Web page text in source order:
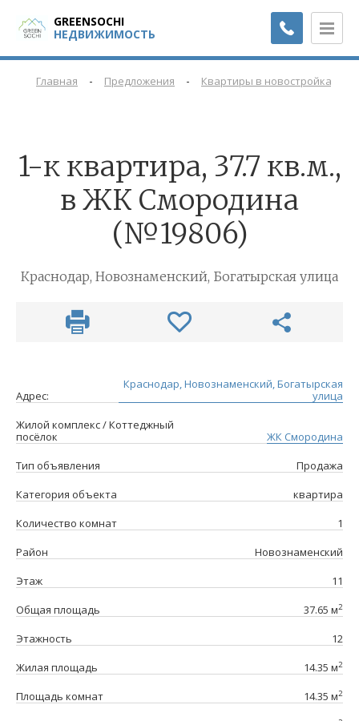
GREENSOCHI
НЕДВИЖИМОСТЬ
Главная - Предложения - Квартиры в новостройках
1-к квартира, 37.7 кв.м.,
в ЖК Смородина
(№19806)
Краснодар, Новознаменский, Богатырская улица
Адрес:
Краснодар, Новознаменский, Богатырская
улица
Жилой комплекс / Коттеджный
посёлок
ЖК Смородина
Тип объявления
Продажа
Категория объекта
квартира
Количество комнат
1
Район
Новознаменский
Этаж
11
Общая площадь
37.65 м2
Этажность
12
Жилая площадь
14.35 м2
Площадь комнат 14.35 м2